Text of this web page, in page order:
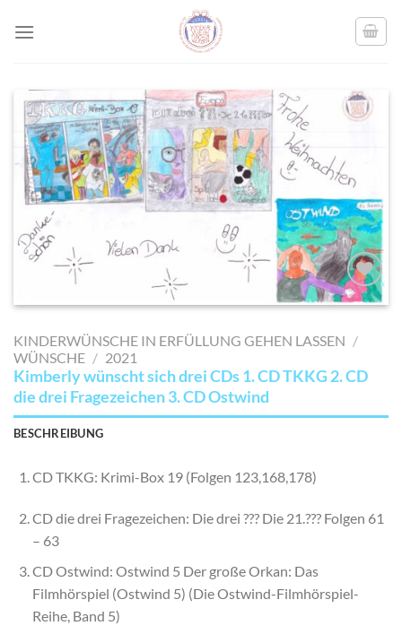
AUF MEINE
SETZEN
KINDERWÜNSCHE IN ERFÜLLUNG GEHEN LASSEN /
WÜNSCHE / 2021
Kimberly wünscht sich drei CDs 1. CD TKKG 2. CD
die drei Fragezeichen 3. CD Ostwind
BESCHREIBUNG
CD TKKG: Krimi-Box 19 (Folgen 123,168,178)
CD die drei Fragezeichen: Die drei ??? Die 21.??? Folgen 61
– 63
CD Ostwind: Ostwind 5 Der große Orkan: Das
Filmhörspiel (Ostwind 5) (Die Ostwind-Filmhörspiel-
Reihe, Band 5)